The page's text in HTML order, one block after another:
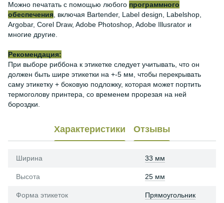
Можно печатать с помощью любого программного
обеспечения , включая Bartender, Label design, Labelshop,
Argobar, Corel Draw, Adobe Photoshop, Adobe Illusrator и
многие другие.
Рекомендация:
При выборе риббона к этикетке следует учитывать, что он
должен быть шире этикетки на +-5 мм, чтобы перекрывать
саму этикетку + боковую подложку, которая может портить
термоголову принтера, со временем прорезая на ней
бороздки.
Характеристики Отзывы
Ширина 33 мм
Высота 25 мм
Форма этикеток Прямоугольник